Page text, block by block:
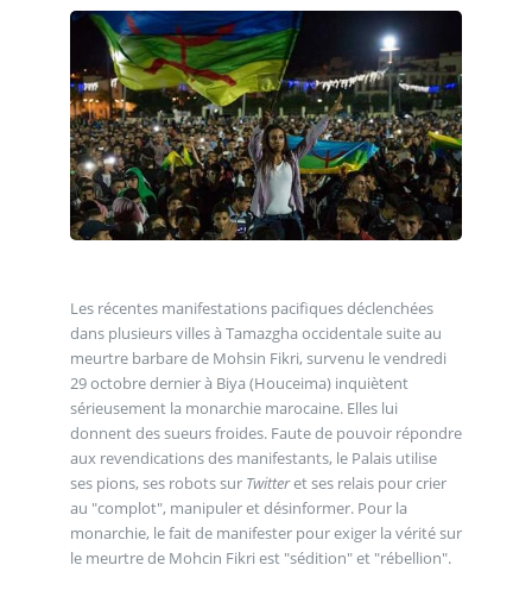
Les récentes manifestations pacifiques déclenchées
dans plusieurs villes à Tamazgha occidentale suite au
meurtre barbare de Mohsin Fikri, survenu le vendredi
29 octobre dernier à Biya (Houceima) inquiètent
sérieusement la monarchie marocaine. Elles lui
donnent des sueurs froides. Faute de pouvoir répondre
aux revendications des manifestants, le Palais utilise
ses pions, ses robots sur Twitteret ses relais pour crier
au "complot", manipuler et désinformer. Pour la
monarchie, le fait de manifester pour exiger la vérité sur
le meurtre de Mohcin Fikri est "sédition" et "rébellion".